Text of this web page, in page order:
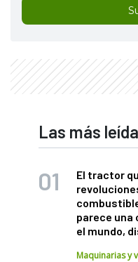
Las más
El tractor
parece una
el mundo,
Maquinarias y